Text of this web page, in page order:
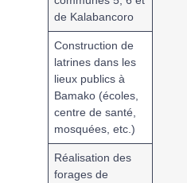
de Kalabancoro
Construction de
latrines dans les
lieux publics à
Bamako (écoles,
centre de santé,
mosquées, etc.)
Réalisation des
forages de